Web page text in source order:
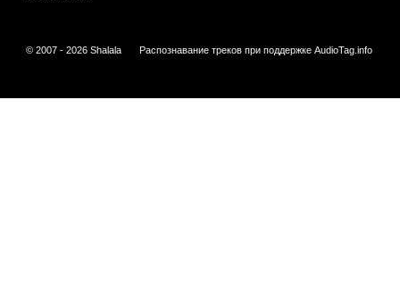
© 2007 - 2026 Shalala Распознавание треков при поддержке AudioTag.info